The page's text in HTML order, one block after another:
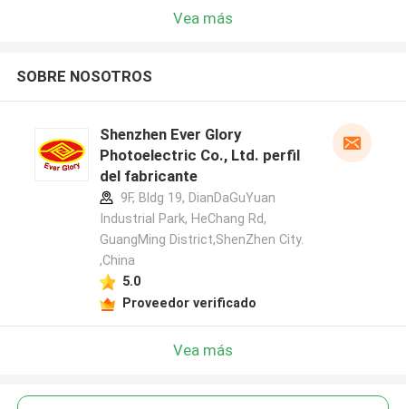
Vea más
SOBRE NOSOTROS
Shenzhen Ever Glory
Photoelectric Co., Ltd. perfil
del fabricante
9F, Bldg 19, DianDaGuYuan
Industrial Park, HeChang Rd,
GuangMing District,ShenZhen City.
,China
5.0
Proveedor verificado
Vea más